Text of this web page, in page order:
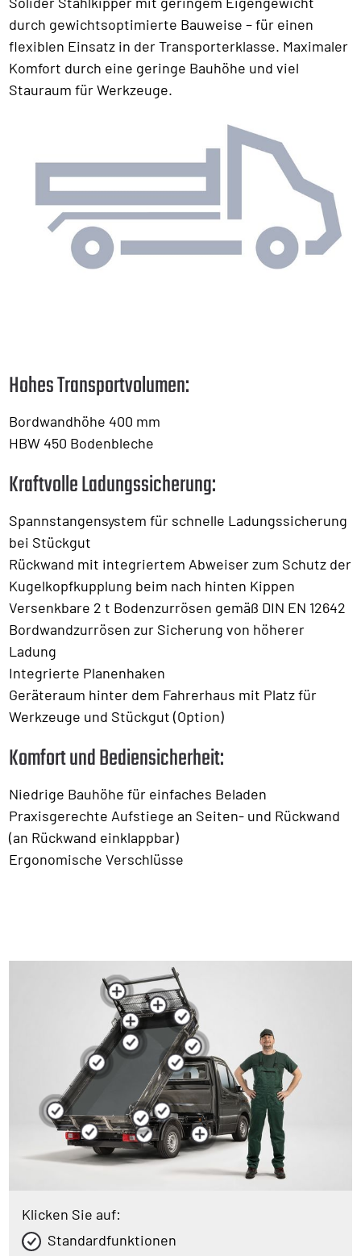
durch gewichtsoptimierte Bauweise – für einen
flexiblen Einsatz in der Transporterklasse. Maximaler
Komfort durch eine geringe Bauhöhe und viel
Stauraum für Werkzeuge.
Hohes Transportvolumen:
Bordwandhöhe 400 mm
HBW 450 Bodenbleche
Kraftvolle Ladungssicherung:
Spannstangensystem für schnelle Ladungssicherung
bei Stückgut
Rückwand mit integriertem Abweiser zum Schutz der
Kugelkopfkupplung beim nach hinten Kippen
Versenkbare 2 t Bodenzurrösen gemäß DIN EN 12642
Bordwandzurrösen zur Sicherung von höherer
Ladung
Integrierte Planenhaken
Geräteraum hinter dem Fahrerhaus mit Platz für
Werkzeuge und Stückgut (Option)
Komfort und Bediensicherheit:
Niedrige Bauhöhe für einfaches Beladen
Praxisgerechte Aufstiege an Seiten- und Rückwand
(an Rückwand einklappbar)
Ergonomische Verschlüsse
Klicken Sie auf:
Standardfunktionen